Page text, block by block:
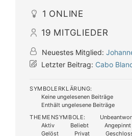
1 ONLINE
19 MITGLIEDER
Neuestes Mitglied:
Letzter Beitrag: Cabo
SYMBOLERKLÄRUNG:
Keine ungelesenen Beiträge
Enthält ungelesene Beiträge
THEMENSYMBOLE:
Aktiv
Beliebt Angepinnt
Gelöst
Privat